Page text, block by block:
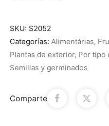
SKU: S2052
Categorías: Alimentárias,
Plantas de exterior, Por tipo
Semillas y germinados
Comparte